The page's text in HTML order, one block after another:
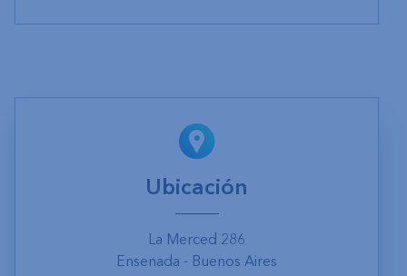
Ubicación
La Merced 286
Ensenada - Buenos Aires